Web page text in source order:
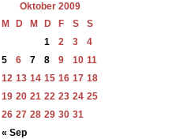
Oktober 2009
M
D M D F S S
« Sep
1 2 3
4
5
6 7 8 9 10 11
12 13 14 15 16 17 18
19 20 21 22 23 24 25
26 27 28 29 30 31